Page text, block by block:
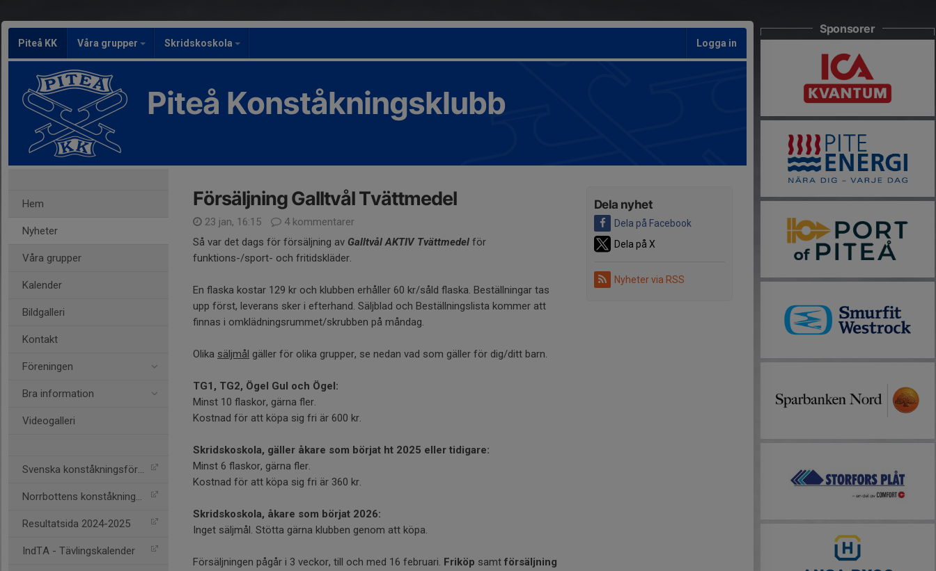
Piteå KK Våra grupper Skridskoskola Logga in
Piteå Konståkningsklubb
Hem
Nyheter
Våra grupper
Kalender
Bildgalleri
Kontakt
Föreningen
Bra information
Videogalleri
Svenska konståkningsförb.
Norrbottens konståkningsf
Resultatsida 2024-2025
IndTA - Tävlingskalender
Dela nyhet
Dela på Facebook
Dela på X
Nyheter via RSS
Försäljning Galltvål Tvättmedel
23 jan, 16:15
4 kommentarer
Så var det dags för försäljning av Galltvål AKTIV Tvättmedel för
funktions-/sport- och fritidskläder.
En flaska kostar 129 kr och klubben erhåller 60 kr/såld flaska. Beställningar tas
upp först, leverans sker i efterhand. Säljblad och Beställningslista kommer att
finnas i omklädningsrummet/skrubben på måndag.
Olika säljmål gäller för olika grupper, se nedan vad som gäller för dig/ditt barn.
TG1, TG2, Ögel Gul och Ögel:
Minst 10 flaskor, gärna fler.
Kostnad för att köpa sig fri är 600 kr.
Skridskoskola, gäller åkare som börjat ht 2025 eller tidigare:
Minst 6 flaskor, gärna fler.
Kostnad för att köpa sig fri är 360 kr.
Skridskoskola, åkare som börjat 2026:
Inget säljmål. Stötta gärna klubben genom att köpa.
Försäljningen pågår i 3 veckor, till och med 16 februari. Friköp samt försäljning
Sponsorer